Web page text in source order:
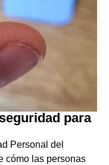
para
Personal del
cómo las personas